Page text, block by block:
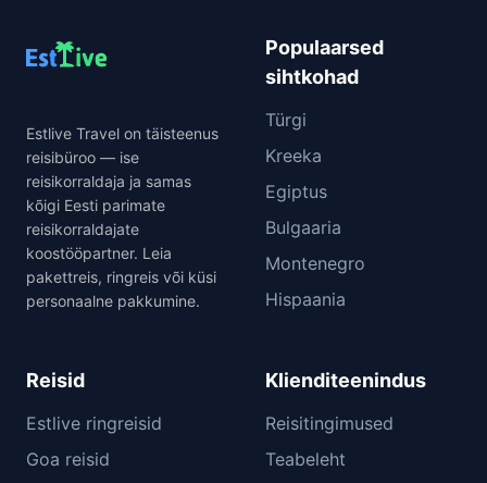
Estlive Travel on täisteenus
reisibüroo — ise
reisikorraldaja ja samas
kõigi Eesti parimate
reisikorraldajate
koostööpartner. Leia
pakettreis, ringreis või küsi
personaalne pakkumine.
Populaarsed
sihtkohad
Türgi
Kreeka
Egiptus
Bulgaaria
Montenegro
Hispaania
Reisid
Estlive ringreisid
Goa reisid
Klienditeenindus
Reisitingimused
Teabeleht